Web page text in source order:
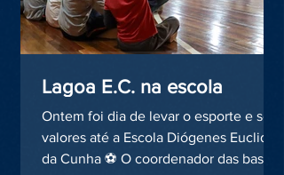
Lagoa E.C. na escola
Ontem foi dia de levar o esporte e seus
valores até a Escola Diógenes Euclides
da Cunha ⚽ O coordenador das bases